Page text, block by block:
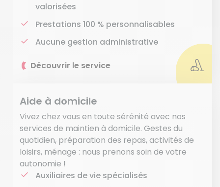
valorisées
Prestations 100 % personnalisables
Aucune gestion administrative
Découvrir le service
Aide à domicile
Vivez chez vous en toute sérénité avec nos
services de maintien à domicile. Gestes du
quotidien, préparation des repas, activités de
loisirs, ménage : nous prenons soin de votre
autonomie !
Auxiliaires de vie spécialisés